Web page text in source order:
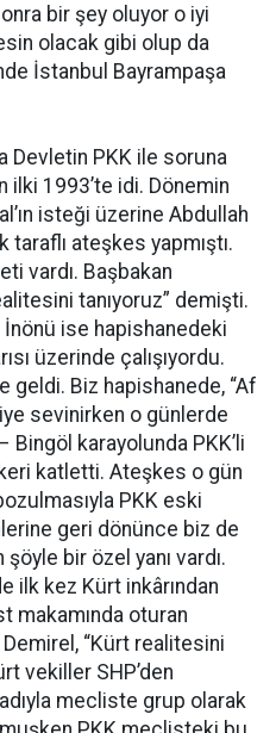
bir şey oluyor o iyi
olacak gibi olup da
İstanbul Bayrampaşa
Devletin PKK ile soruna
1993’te idi. Dönemin
isteği üzerine Abdullah
ateşkes yapmıştı.
vardı. Başbakan
tanıyoruz” demişti.
İnönü ise hapishanedeki
üzerinde çalışıyordu.
geldi. Biz hapishanede, “Af
diye sevinirken o günlerde
Bingöl karayolunda PKK’li
katletti. Ateşkes o gün
PKK eski
geri dönünce biz de
bir özel yanı vardı.
ilk kez Kürt inkârından
makamında oturan
“Kürt realitesini
vekiller SHP’den
mecliste grup olarak